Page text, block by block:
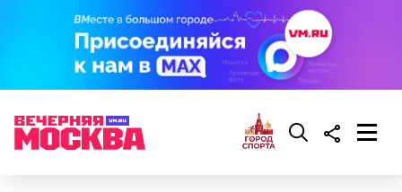
растительное масло;
помидоры черри либо грунтовые.